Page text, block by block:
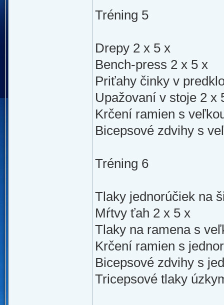
Tréning 5
Drepy 2 x 5 x
Bench-press 2 x 5 x
Priťahy činky v
Upažovaní v stoje 2 x
Krčení ramien s
Bicepsové zdvihy s
Tréning 6
Tlaky jednorúčiek na
Mŕtvy ťah 2 x 5 x
Tlaky na ramena s
Krčení ramien s
Bicepsové zdvihy s
Tricepsové tlaky